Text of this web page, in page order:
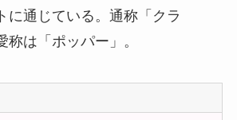
に通じている。通称「クラ
は「ポッパー」。